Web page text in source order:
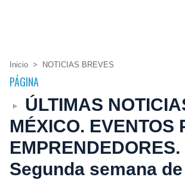
Inicio > NOTICIAS BREVES
PÁGINA
ÚLTIMAS
MÉXICO. EVENTOS
EMPRENDEDORES.
Segunda semana